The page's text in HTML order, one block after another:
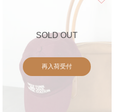
SOLD OUT
再入荷受付